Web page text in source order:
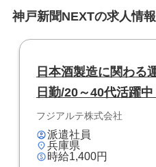
神戸新聞NEXTの求人情報
日本酒製造に関わる
日勤/20～40代活躍
フジアルテ株式会社
派遣社員
兵庫県
時給1,400円